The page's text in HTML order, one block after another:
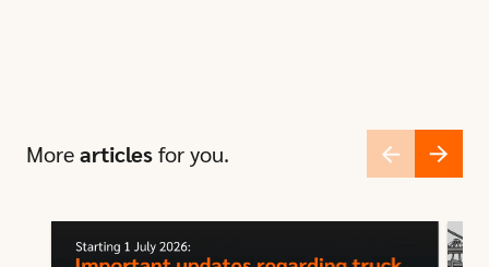
Morearticlesfor you.